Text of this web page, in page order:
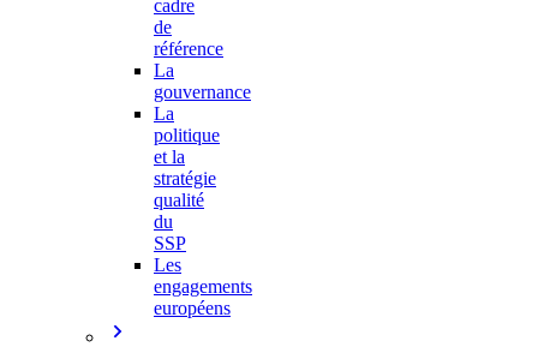
cadre
de
référence
La
gouvernance
La
politique
et la
stratégie
qualité
du
SSP
Les
engagements
européens